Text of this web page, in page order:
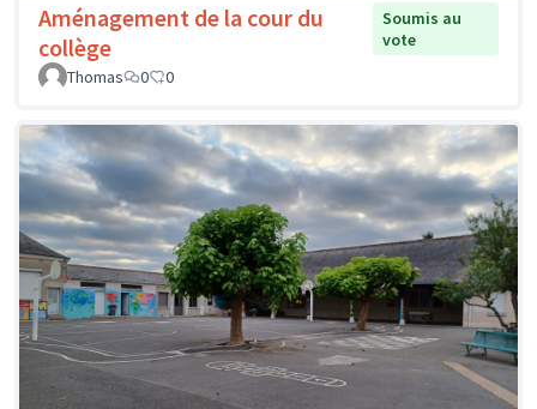
Aménagement de la cour du
collège
Soumis au
vote
Thomas
0 0